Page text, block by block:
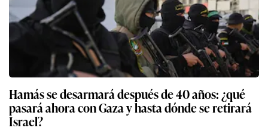
Hamás se desarmará después de 40 años: ¿qué
pasará ahora con Gaza y hasta dónde se retirará
Israel?